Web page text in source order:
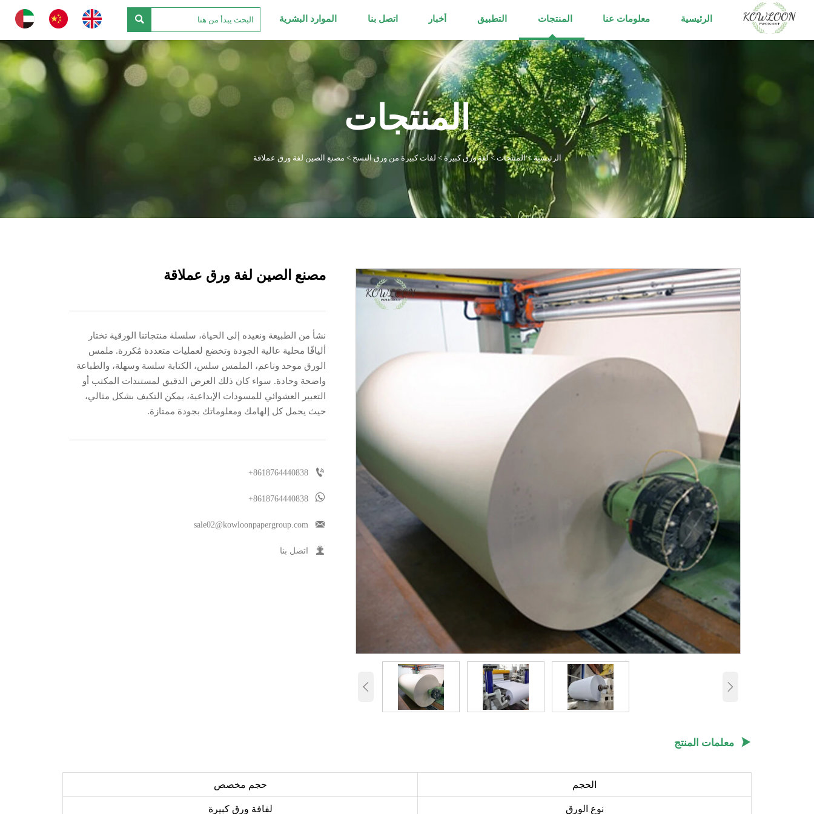
الرئيسية معلومات عنا المنتجات التطبيق أخبار اتصل بنا الموارد البشرية 
المنتجات
الرئيسية>المنتجات >لفة ورق كبيرة > لفات كبيرة من ورق النسخ > مصنع الصين لفة ورق عملاقة
 
مصنع الصين لفة ورق عملاقة
نشأ من الطبيعة ونعيده إلى الحياة، سلسلة منتجاتنا الورقية تختار
أليافًا محلية عالية الجودة وتخضع لعمليات متعددة مُكررة. ملمس
الورق موحد وناعم، الملمس سلس، الكتابة سلسة وسهلة، والطباعة
واضحة وحادة. سواء كان ذلك العرض الدقيق لمستندات المكتب أو
التعبير العشوائي للمسودات الإبداعية، يمكن التكيف بشكل مثالي،
حيث يحمل كل إلهامك ومعلوماتك بجودة ممتازة.

+8618764440838

+8618764440838

sale02@kowloonpapergroup.com
 اتصل بنا
 معلمات المنتج
الحجم حجم مخصص
نوع الورق لفافة ورق كبيرة